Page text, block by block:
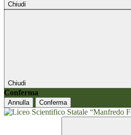
Chiudi
Chiudi
Conferma
Annulla Conferma